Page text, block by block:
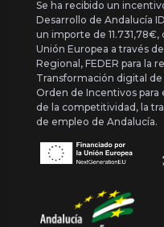
Se ha recibido un
Desarrollo de Andalucía
un importe de
Unión Europea a través
Regional, FEDER para la
Transformación digital
Orden de Incentivos para
de la competitividad, la
de empleo de Andalucía.